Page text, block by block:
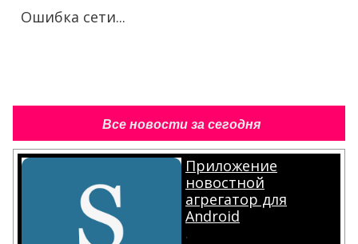
Ошибка сети...
Все новости за сегодня
Приложение
новостной
агрегатор для
Android
.